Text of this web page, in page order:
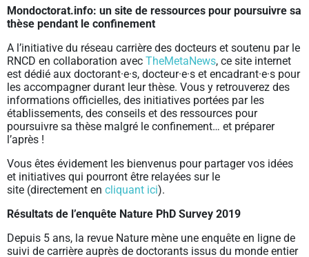
Mondoctorat.info: un site de ressources pour poursuivre sa
thèse pendant le confinement
A l’initiative du réseau carrière des docteurs et soutenu par le
RNCD en collaboration avec TheMetaNews, ce site internet
est dédié aux doctorant·e·s, docteur·e·s et encadrant·e·s pour
les accompagner durant leur thèse. Vous y retrouverez des
informations officielles, des initiatives portées par les
établissements, des conseils et des ressources pour
poursuivre sa thèse malgré le confinement… et préparer
l’après !
Vous êtes évidement les bienvenus pour partager vos idées
et initiatives qui pourront être relayées sur le
site (directement en cliquant ici).
Résultats de l’enquête Nature PhD Survey 2019
Depuis 5 ans, la revue Nature mène une enquête en ligne de
suivi de carrière auprès de doctorants issus du monde entier